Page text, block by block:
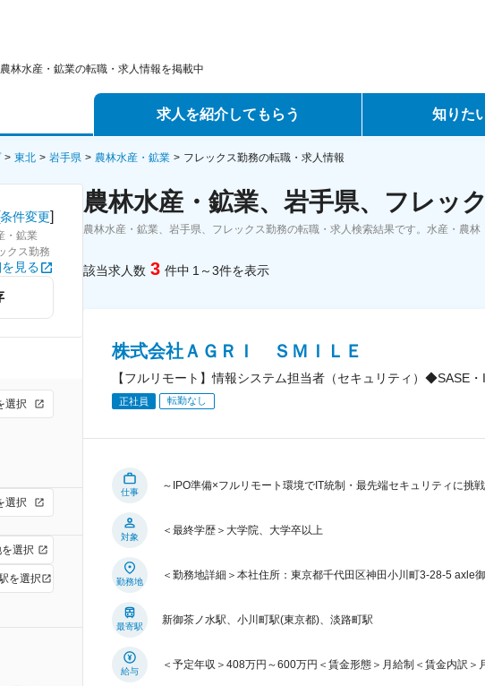
農林水産・鉱業の転職・求人情報を掲載中
求人を紹介してもらう
エージェントサービス
スカウトサービス
知りた
データで見る転職
東北 岩手県 農林水産・鉱業 フレックス勤務の転職・求人情報
条件変更]
・鉱業
クス勤務
見る
選択
選択
選択
を選択
農林水産・鉱業、岩手県、フレッ
農林水産・鉱業、岩手県、フレックス勤務の転職・求人検索結果です。水産・農
該当求人数 3 件中 1～3件を表示
株式会社ＡＧＲＩ ＳＭＩＬＥ
【フルリモート】情報システム担当者（セキュリティ）◆SASE
正社員 転勤なし
仕事
～IPO準備×フルリモート環境でIT統制・最先端セキュリティに挑
対象
＜最終学歴＞大学院、大学卒以上
勤務地
＜勤務地詳細＞本社住所：東京都千代田区神田小川町3-28-5 axle
最寄駅
新御茶ノ水駅、小川町駅(東京都)、淡路町駅
給与
＜予定年収＞408万円～600万円＜賃金形態＞月給制＜賃金内訳＞